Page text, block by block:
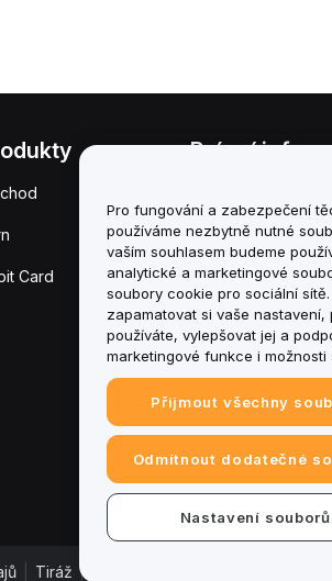
Card
Právní
Souhrn zásad
správy
Informace o ESG
Crypto-Asset
Papers
Tiráž |
Pro fungování a zabezpečení
používáme nezbytně nutné
vaším souhlasem budeme
analytické a marketingové
soubory cookie pro sociální
zapamatovat si vaše nastavení,
používáte, vylepšovat jej a
marketingové funkce i možnosti
Přijmout všechny
Odmítnout dodatečné
Nastavení